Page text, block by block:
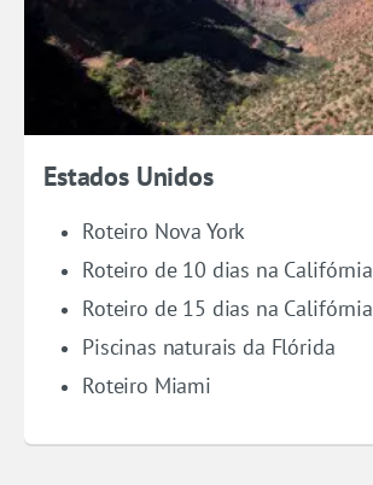
Estados Unidos
Roteiro Nova York
Roteiro de 10 dias na Califórnia
Roteiro de 15 dias na Califórnia
Piscinas naturais da Flórida
Roteiro Miami